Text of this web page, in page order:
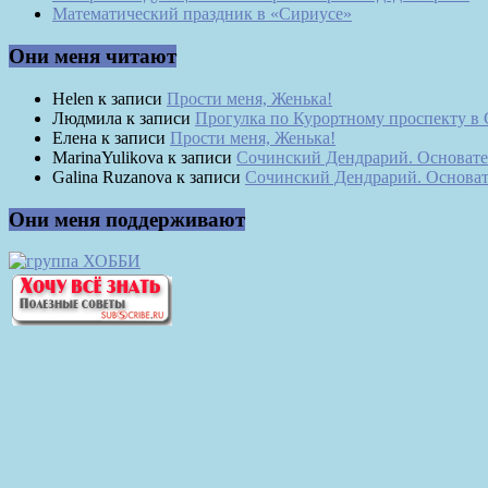
Математический праздник в «Сириусе»
Они меня читают
Helen к записи Прости меня, Женька!
Людмила к записи Прогулка по Курортному проспекту в
Елена к записи Прости меня, Женька!
MarinaYulikova к записи Сочинский Дендрарий.
Galina Ruzanova к записи Сочинский Дендрарий.
Они меня поддерживают